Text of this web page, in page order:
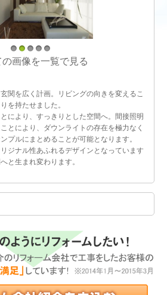
1 2 3 4
の画像を一覧で見る
関を広く計画。リビングの向きを変えるこ
を持たせました。
により、すっきりとした空間へ。間接照明
とにより、ダウンライトの存在を極力なく
プルにまとめることが可能となります。
ジナル性あふれるデザインとなっています
と生まれ変わります。